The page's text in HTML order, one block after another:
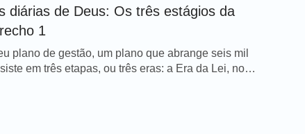
devem […]
diárias de Deus: Os três estágios da
1
plano de gestão, um plano que abrange seis mil
em três etapas, ou três eras: a Era da Lei, no